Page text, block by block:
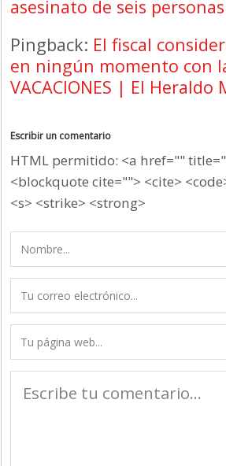
asesinato de seis
Pingback: El fiscal
en ningún momento con
VACACIONES | El Heraldo
Escribir un comentario
HTML permitido: <a href=""
<blockquote cite=""> <cite>
<s> <strike> <strong>